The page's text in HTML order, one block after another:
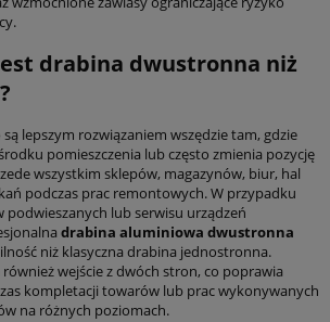
drabina dwustronna niż
są lepszym rozwiązaniem wszędzie tam, gdzie
pomieszczenia lub często zmienia pozycję
wszystkim sklepów, magazynów, biur, hal
podczas prac remontowych. W przypadku
lub serwisu urządzeń
drabina aluminiowa dwustronna
niż klasyczna drabina jednostronna.
wejście z dwóch stron, co poprawia
kompletacji towarów lub prac wykonywanych
na różnych poziomach.